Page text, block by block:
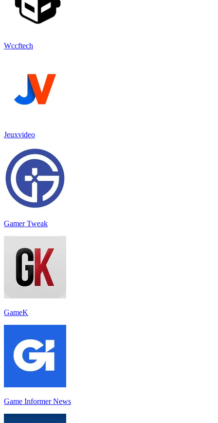
Wccftech
Jeuxvideo
Gamer Tweak
GameK
Game Informer News